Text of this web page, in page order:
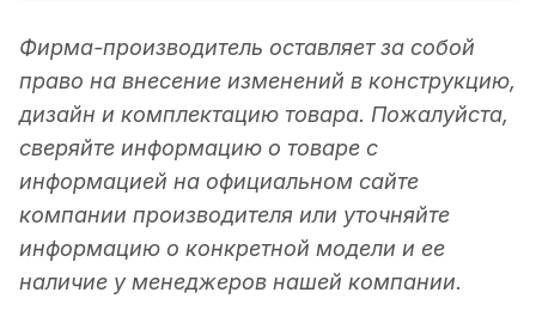
Фирма-производитель оставляет за собой
право на внесение изменений в конструкцию,
дизайн и комплектацию товара. Пожалуйста,
сверяйте информацию о товаре с
информацией на официальном сайте
компании производителя или уточняйте
информацию о конкретной модели и ее
наличие у менеджеров нашей компании.